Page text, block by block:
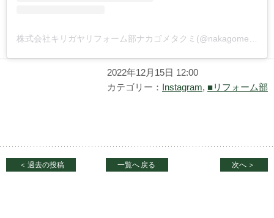
2022年12月15日 12:00
カテゴリー： Instagram, ■リフォーム部
＜ 過去の投稿 一覧へ 戻る 次へ ＞